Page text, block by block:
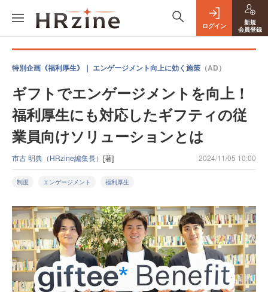
ログイン
新規
会員登録
特別企画《福利厚生》｜ エンゲージメント向上に効く施策 （AD）
ギフトでエンゲージメントを向上！
福利厚生にも対応したギフティの従
業員向けソリューションとは
市古 明典（HRzine編集長） [著] 2024/11/05 10:00
制度 エンゲージメント 福利厚生